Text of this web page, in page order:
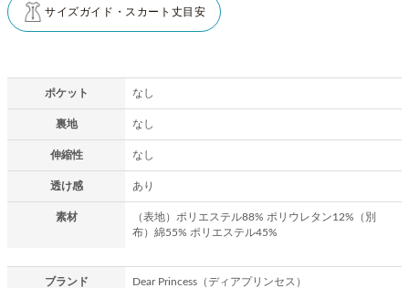
サイズガイド・スカート丈目安
ポケット なし
裏地 なし
伸縮性 なし
透け感 あり
素材
（表地）ポリエステル88% ポリウレタン12%（別
布）綿55% ポリエステル45%
ブランド Dear Princess（ディアプリンセス）